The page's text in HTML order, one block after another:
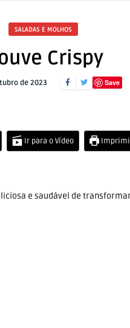
SALADAS E MOLHOS
Crispy
de 2023 Save
Ir para o Vídeo
e saudável de